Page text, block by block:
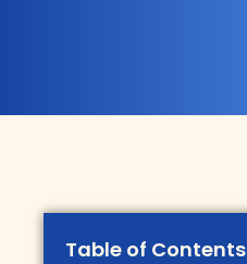
Table of Contents